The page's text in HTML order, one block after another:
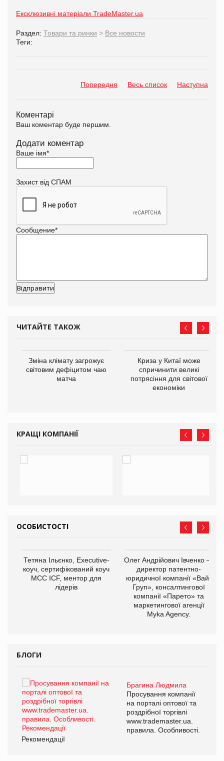
Ексклюзивні матеріали TradeMaster.ua
Раздел: Товари та ринки > Все новости
Теги:
Попередня Весь список Наступна
Коментарі
Ваш коментар буде першим.
Додати коментар
Ваше імя*
Захист від СПАМ
Сообщение*
ЧИТАЙТЕ ТАКОЖ
Зміна клімату загрожує
світовим дефіцитом чаю
матча
Криза у Китаї може
спричинити великі
потрясіння для світової
економіки
КРАЩІ КОМПАНІЇ
ОСОБИСТОСТІ
Тетяна Ільєнко, Executive-
коуч, сертифікований коуч
МСС ICF, ментор для
лідерів
Олег Андрійович Івченко —
директор патентно-
юридичної компанії «Вайз
Груп», консалтингової
компанії «Парето» та
маркетингової агенції
Myka Agency.
БЛОГИ
Брагина Людмила
Просування компанії
на порталі оптової та
роздрібної торгівлі
www.trademaster.ua.
правила. Особливості.
Рекомендації